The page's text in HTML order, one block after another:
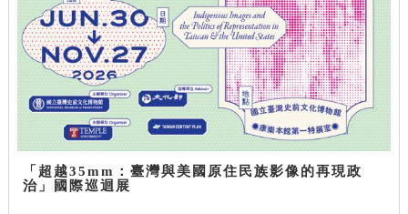
「超越35mm：臺灣與美國原住民族影像的再現政
治」國際巡迴展